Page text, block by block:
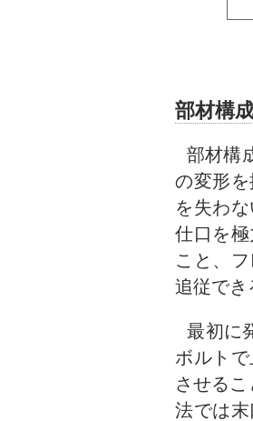
部材構
部材構
の変形
を失わ
仕口を
こと、
追従でき
最初に
ボルト
させる
法では